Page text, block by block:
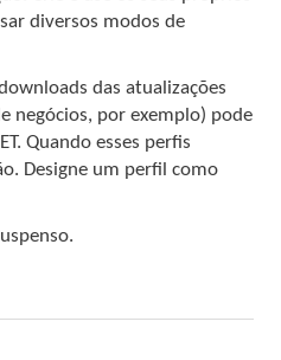
diversos modos de
das atualizações
negócios, por exemplo) pode
Quando esses perfis
Designe um perfil como